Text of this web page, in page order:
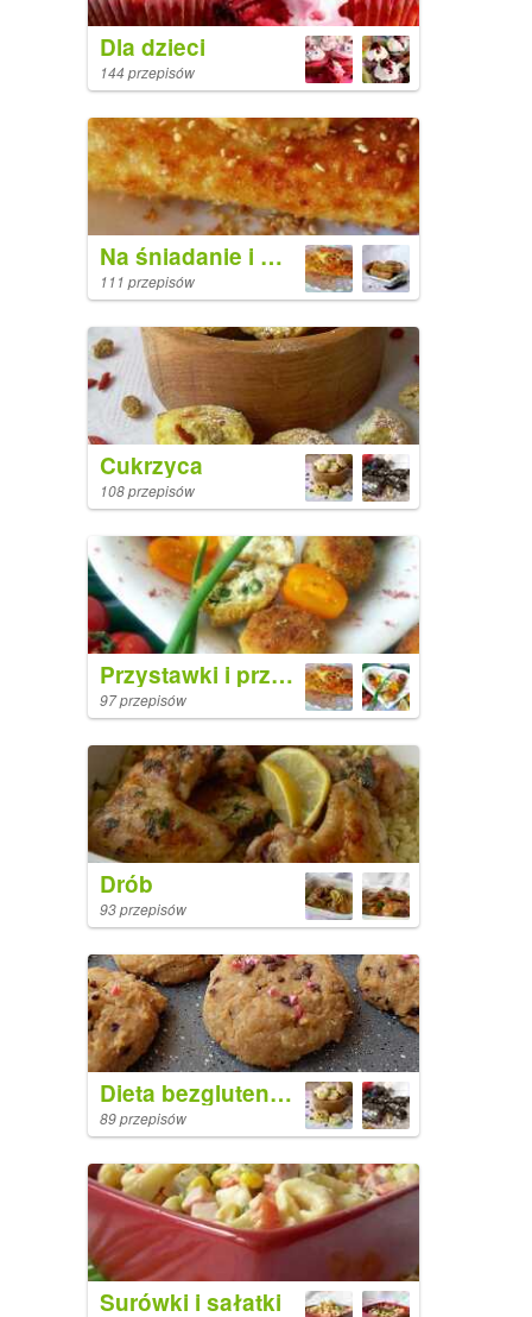
Dla dzieci
144 przepisów
Na śniadanie i kolację
111 przepisów
Cukrzyca
108 przepisów
Przystawki i przekąski
97 przepisów
Drób
93 przepisów
Dieta bezglutenowa
89 przepisów
Surówki i sałatki